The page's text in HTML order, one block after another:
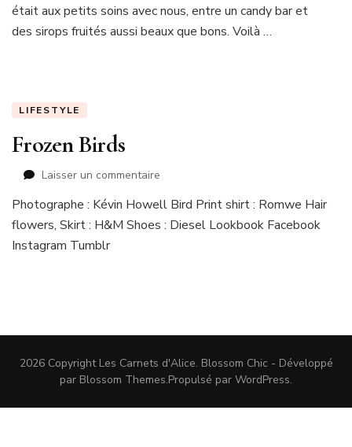
était aux petits soins avec nous, entre un candy bar et
des sirops fruités aussi beaux que bons. Voilà …
LIFESTYLE
Frozen Birds
Laisser un commentaire
Birds
Photographe : Kévin Howell Bird Print shirt : Romwe Hair
flowers, Skirt : H&M Shoes : Diesel Lookbook Facebook
Instagram Tumblr
2026 Copyright Les Carnets d'Alice. Blossom Chic - Développé
par Blossom Themes.Propulsé par WordPress.